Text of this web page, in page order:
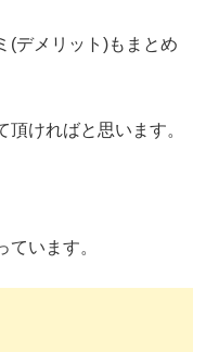
(デメリット)もまとめ
ければと思います。
います。